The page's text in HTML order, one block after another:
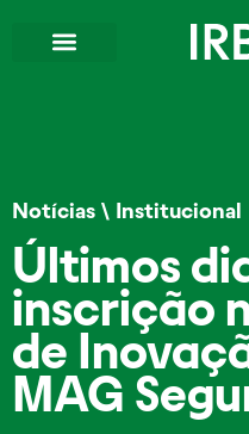
Notícias \ Institucional
Últimos
inscrição
de
MAG